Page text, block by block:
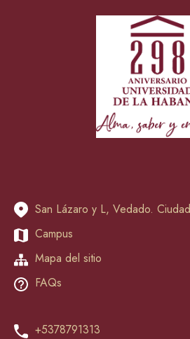
San Lázaro y L, Vedado.
Campus
Mapa del sitio
FAQs
+5378791313